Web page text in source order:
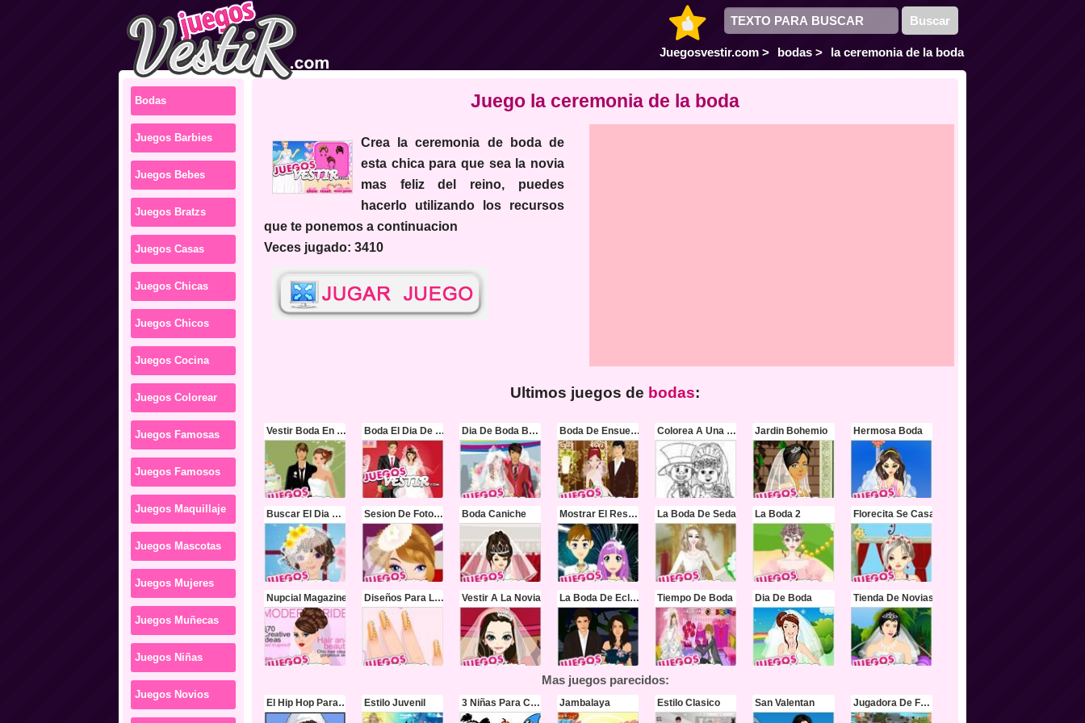
Juegosvestir.com > bodas > la ceremonia de la boda
Bodas
Juegos Barbies
Juegos Bebes
Juegos Bratzs
Juegos Casas
Juegos Chicas
Juegos Chicos
Juegos Cocina
Juegos Colorear
Juegos Famosas
Juegos Famosos
Juegos Maquillaje
Juegos Mascotas
Juegos Mujeres
Juegos Muñecas
Juegos Niñas
Juegos Novios
Juego la ceremonia de la boda
crea la ceremonia de boda de
esta chica para que sea la novia
mas feliz del reino, puedes
hacerlo utilizando los recursos
que te ponemos a continuacion
Veces jugado: 3410
Ultimos juegos de bodas:
Vestir Boda En Disneyland Boda El Dia De San Valentin Dia De Boda Barbies Boda De Ensueño Colorea A Una Pareja De Novios En Su Boda Jardin Bohemio Hermosa Boda
Buscar El Dia De La Boda Sesion De Fotos De Boda Boda Caniche Mostrar El Resultado De Mi Boda La Boda De Seda La Boda 2 Florecita Se Casa
Nupcial Magazine Diseños Para La Boda Vestir A La Novia La Boda De Eclipse Tiempo De Boda Dia De Boda Tienda De Novias
Mas juegos parecidos:
El Hip Hop Para Vestir Estilo Juvenil 3 Niñas Para Colorear Jambalaya Estilo Clasico San Valentan Jugadora De Futbol